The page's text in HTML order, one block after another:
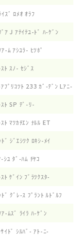
ｲｽﾞ ﾛﾒｵ ｵﾗﾌ
ﾞｱ J ｱﾃｲﾃﾕ-ﾄﾞ ﾊ-ｹﾞﾝ
ｱ-ﾑ ｱｼﾕﾗ- ﾋﾂﾎﾟ
ﾄ ｽﾉ- ｾｼﾞｽ
ﾌﾟﾘｺﾂﾄ 233 ｶﾞ-ﾃﾞﾝ Lｱﾆ- ﾌﾀ
ﾄ SP ﾃﾞ-ﾘ-
ﾄ ﾏﾂｶﾁｴﾝ ﾅﾙﾙ ET
ﾄﾞ ｼﾞｴｼﾂｸ ﾛｷｼ-ﾒｲ
ｼﾕ ﾀﾞ-ﾊﾑ ﾁﾔｺ
ﾄ ｹﾞｲﾝ ﾌﾞﾗﾂｸｽﾀ-
ﾄﾞ ｸﾞﾚ-ｽ ﾌﾟﾗﾝﾄ ﾙﾄﾞﾙﾌ
ｱ-ﾑｽﾞ ﾗｲﾗ ﾊ-ｹﾞﾝ
ｲﾄﾞ ｼﾙﾊﾞ- ｱﾄ-ﾆ-